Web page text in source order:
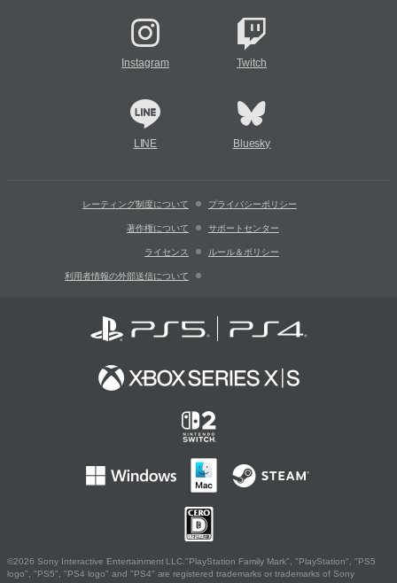
Instagram Twitch
LINE Bluesky
レーティング制度について プライバシーポリシー
著作権について サポートセンター
ライセンス ルール＆ポリシー
利用者情報の外部送信について
©2026 Sony Interactive Entertainment LLC."PlayStation Family Mark", "PlayStation", "PS5
logo", "PS5", "PS4 logo" and "PS4" are registered trademarks or trademarks of Sony